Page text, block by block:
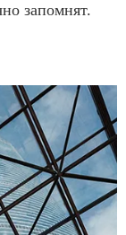
запомнят.